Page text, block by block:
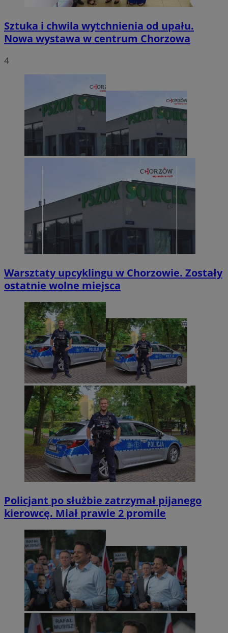
Sztuka i chwila wytchnienia od upału.
Nowa wystawa w centrum Chorzowa
4
Warsztaty upcyklingu w Chorzowie. Zostały
ostatnie wolne miejsca
Policjant po służbie zatrzymał pijanego
kierowcę. Miał prawie 2 promile